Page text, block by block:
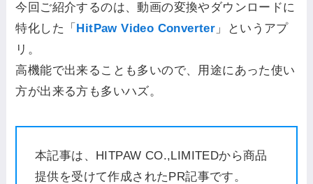
今回ご紹介するのは、動画の変換やダウンロードに
特化した「 HitPaw Video Converter 」というアプ
リ。
高機能で出来ることも多いので、用途にあった使い
方が出来る方も多いハズ。
本記事は、HITPAW CO.,LIMITEDから商品
提供を受けて作成されたPR記事です。